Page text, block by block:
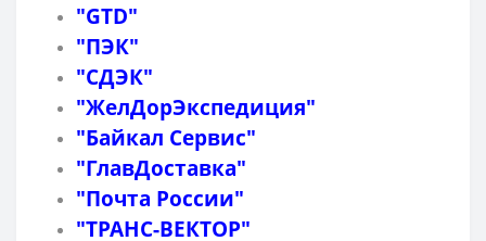
"GTD"
"ПЭК"
"СДЭК"
"ЖелДорЭкспедиция"
"Байкал Сервис"
"ГлавДоставка"
"Почта России"
"ТРАНС-ВЕКТОР"